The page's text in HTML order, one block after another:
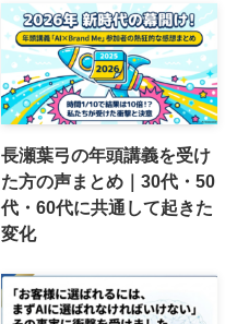
長瀬葉弓の年頭講義を受け
た方の声まとめ｜30代・50
代・60代に共通して起きた
変化